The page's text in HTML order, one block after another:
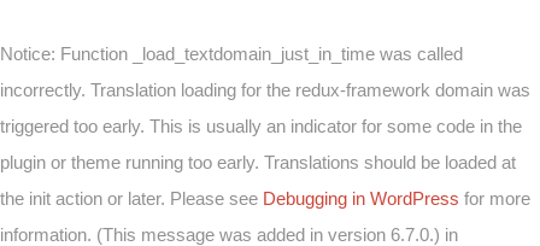
Notice: Function _load_textdomain_just_in_time was called
incorrectly. Translation loading for the redux-framework domain was
triggered too early. This is usually an indicator for some code in the
plugin or theme running too early. Translations should be loaded at
the init action or later. Please see Debugging in WordPress for more
information. (This message was added in version 6.7.0.) in